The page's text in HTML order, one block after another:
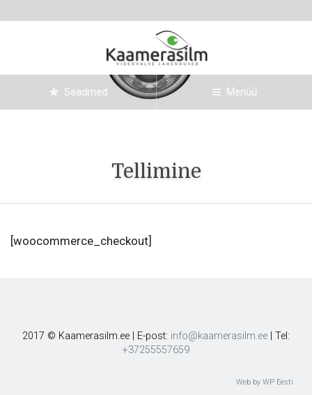
Seadmed Menüü
Tellimine
[woocommerce_checkout]
2017 © Kaamerasilm.ee | E-post: info@kaamerasilm.ee | Tel:
+37255557659
Web by WP Eesti